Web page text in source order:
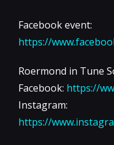
Facebook event:
https://
Roermond in Tune
Facebook: https://
Instagram:
https://